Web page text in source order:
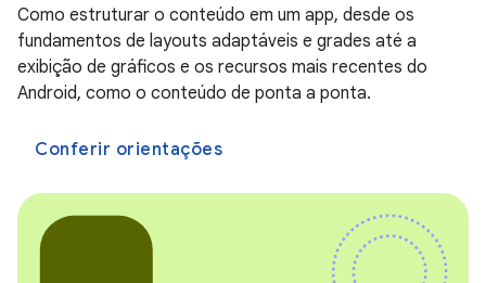
Como estruturar o conteúdo em um app, desde os
fundamentos de layouts adaptáveis e grades até a
exibição de gráficos e os recursos mais recentes do
Android, como o conteúdo de ponta a ponta.
Conferir orientações